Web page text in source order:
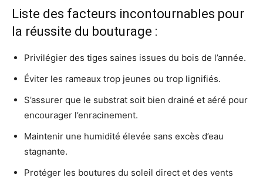
Liste des facteurs incontournables pour
la réussite du bouturage :
Privilégier des tiges saines issues du bois de l’année.
Éviter les rameaux trop jeunes ou trop lignifiés.
S’assurer que le substrat soit bien drainé et aéré pour
encourager l’enracinement.
Maintenir une humidité élevée sans excès d’eau
stagnante.
Protéger les boutures du soleil direct et des vents